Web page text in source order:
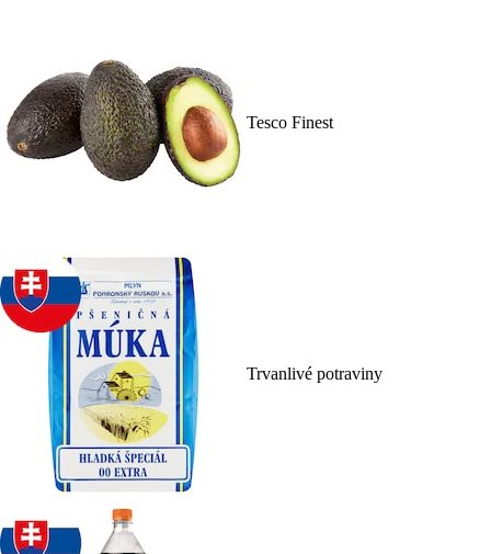
Tesco Finest
Trvanlivé potraviny